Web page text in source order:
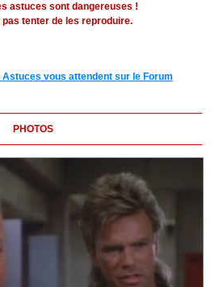
astuces sont dangereuses !
pas tenter de les reproduire.
vous attendent sur le Forum
PHOTOS